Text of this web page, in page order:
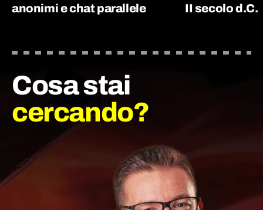
anonimi e chat parallele
II secolo d.C.
Cosa stai
cercando?